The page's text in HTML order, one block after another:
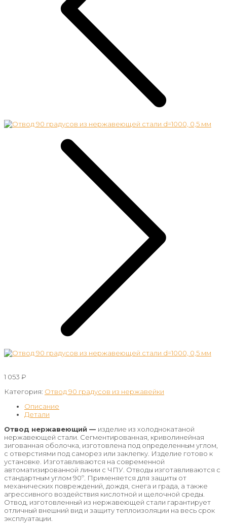
1 053 ₽
Категория: Отвод 90 градусов из нержавейки
Описание
Детали
Отвод нержавеющий — изделие из холоднокатаной
нержавеющей стали. Сегментированная, криволинейная
зигованная оболочка, изготовлена под определенным углом,
с отверстиями под саморез или заклепку. Изделие готово к
установке. Изготавливаются на современной
автоматизированной линии с ЧПУ. Отводы изготавливаются с
стандартным углом 90º. Применяется для защиты от
механических повреждений, дождя, снега и града, а также
агрессивного воздействия кислотной и щелочной среды.
Отвод, изготовленный из нержавеющей стали гарантирует
отличный внешний вид и защиту теплоизоляции на весь срок
эксплуатации.